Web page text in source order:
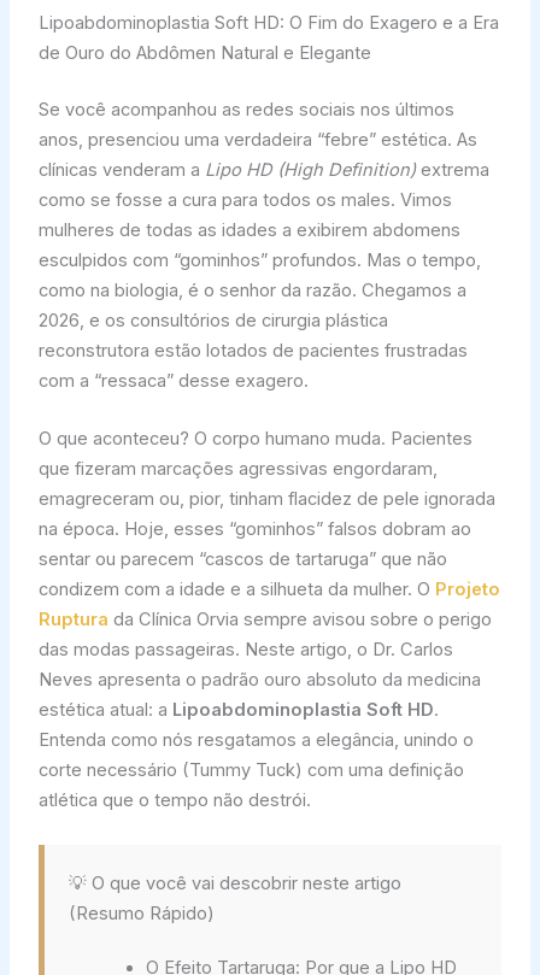
Lipoabdominoplastia Soft HD: O Fim do Exagero e a Era
de Ouro do Abdômen Natural e Elegante
Se você acompanhou as redes sociais nos últimos
anos, presenciou uma verdadeira “febre” estética. As
clínicas venderam a Lipo HD (High Definition)extrema
como se fosse a cura para todos os males. Vimos
mulheres de todas as idades a exibirem abdomens
esculpidos com “gominhos” profundos. Mas o tempo,
como na biologia, é o senhor da razão. Chegamos a
2026, e os consultórios de cirurgia plástica
reconstrutora estão lotados de pacientes frustradas
com a “ressaca” desse exagero.
O que aconteceu? O corpo humano muda. Pacientes
que fizeram marcações agressivas engordaram,
emagreceram ou, pior, tinham flacidez de pele ignorada
na época. Hoje, esses “gominhos” falsos dobram ao
sentar ou parecem “cascos de tartaruga” que não
condizem com a idade e a silhueta da mulher. O Projeto
Ruptura da Clínica Orvia sempre avisou sobre o perigo
das modas passageiras. Neste artigo, o Dr. Carlos
Neves apresenta o padrão ouro absoluto da medicina
estética atual: a Lipoabdominoplastia Soft HD.
Entenda como nós resgatamos a elegância, unindo o
corte necessário (Tummy Tuck) com uma definição
atlética que o tempo não destrói.
💡 O que você vai descobrir neste artigo
(Resumo Rápido)
O Efeito Tartaruga: Por que a Lipo HD